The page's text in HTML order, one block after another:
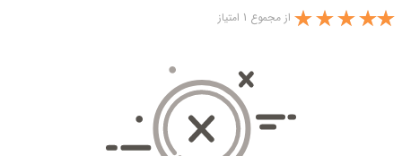
از مجموع 1 امتیاز